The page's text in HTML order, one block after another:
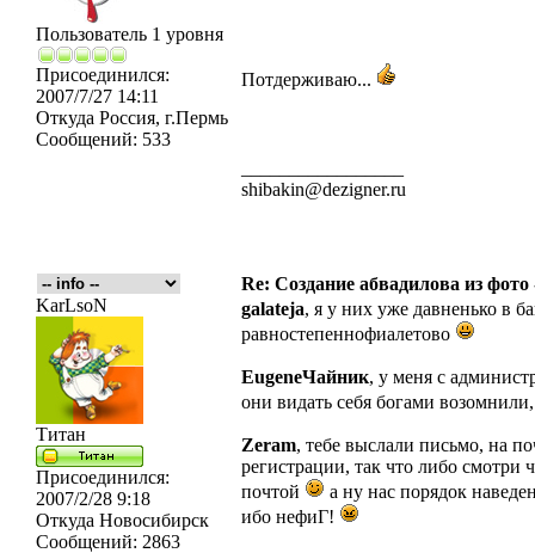
Пользователь 1 уровня
Присоединился:
2007/7/27 14:11
Откуда Россия, г.Пермь
Сообщений: 533
Потдерживаю...
shibakin@dezigner.ru
Re: Создание абвадилова из
KarLsoN
Титан
Присоединился:
2007/2/28 9:18
Откуда Новосибирск
Сообщений: 2863
galateja, я у них уже давненько в
равностепеннофиалетово
EugeneЧайник, у меня с
они видать себя богами
Zeram, тебе выслали письмо, на
регистрации, так что либо смотри
почтой
а ну нас порядок
ибо нефиГ!